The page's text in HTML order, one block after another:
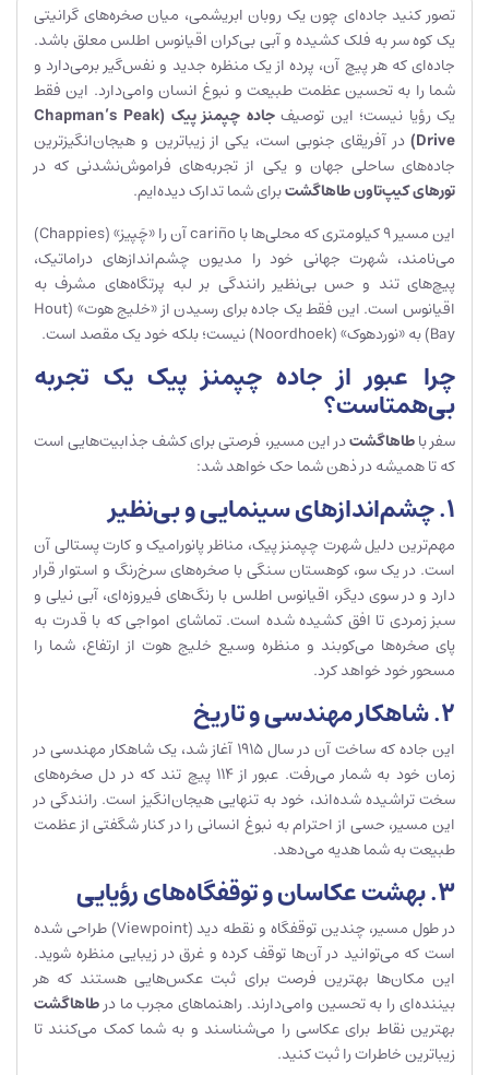
تصور کنید جاده‌ای چون یک روبان ابریشمی، میان صخره‌های گرانیتی
یک کوه سر به فلک کشیده و آبی بی‌کران اقیانوس اطلس معلق باشد.
جاده‌ای که هر پیچ آن، پرده از یک منظره جدید و نفس‌گیر برمی‌دارد و
شما را به تحسین عظمت طبیعت و نبوغ انسان وامی‌دارد. این فقط
یک رؤیا نیست؛ این توصیفجاده چپمنز پیک (Chapman’s Peak
Drive) در آفریقای جنوبی است، یکی از زیباترین و هیجان‌انگیزترین
جاده‌های ساحلی جهان و یکی از تجربه‌های فراموش‌نشدنی که در
تورهای کیپ‌تاون طاهاگشتبرای شما تدارک دیده‌ایم.
این مسیر ۹ کیلومتری که محلی‌ها با cariño آن را «چَپیز» (Chappies)
می‌نامند، شهرت جهانی خود را مدیون چشم‌اندازهای دراماتیک،
پیچ‌های تند و حس بی‌نظیر رانندگی بر لبه پرتگاه‌های مشرف به
اقیانوس است. این فقط یک جاده برای رسیدن از «خلیج هوت» (Hout
Bay) به «نوردهوک» (Noordhoek) نیست؛ بلکه خود یک مقصد است.
چرا عبور از جاده چپمنز پیک یک تجربه
بی‌همتاست؟
سفر باطاهاگشتدر این مسیر، فرصتی برای کشف جذابیت‌هایی است
که تا همیشه در ذهن شما حک خواهد شد:
۱. چشم‌اندازهای سینمایی و بی‌نظیر
مهم‌ترین دلیل شهرت چپمنز پیک، مناظر پانورامیک و کارت پستالی آن
است. در یک سو، کوهستان سنگی با صخره‌های سرخ‌رنگ و استوار قرار
دارد و در سوی دیگر، اقیانوس اطلس با رنگ‌های فیروزه‌ای، آبی نیلی و
سبز زمردی تا افق کشیده شده است. تماشای امواجی که با قدرت به
پای صخره‌ها می‌کوبند و منظره وسیع خلیج هوت از ارتفاع، شما را
مسحور خود خواهد کرد.
۲. شاهکار مهندسی و تاریخ
این جاده که ساخت آن در سال ۱۹۱۵ آغاز شد، یک شاهکار مهندسی در
زمان خود به شمار می‌رفت. عبور از ۱۱۴ پیچ تند که در دل صخره‌های
سخت تراشیده شده‌اند، خود به تنهایی هیجان‌انگیز است. رانندگی در
این مسیر، حسی از احترام به نبوغ انسانی را در کنار شگفتی از عظمت
طبیعت به شما هدیه می‌دهد.
۳. بهشت عکاسان و توقفگاه‌های رؤیایی
در طول مسیر، چندین توقفگاه و نقطه دید (Viewpoint) طراحی شده
است که می‌توانید در آن‌ها توقف کرده و غرق در زیبایی منظره شوید.
این مکان‌ها بهترین فرصت برای ثبت عکس‌هایی هستند که هر
بیننده‌ای را به تحسین وامی‌دارند. راهنماهای مجرب ما درطاهاگشت
بهترین نقاط برای عکاسی را می‌شناسند و به شما کمک می‌کنند تا
زیباترین خاطرات را ثبت کنید.